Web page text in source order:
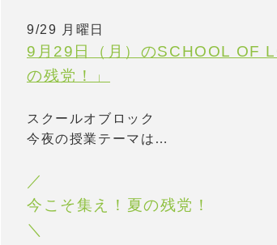
9/29 月曜日
9月29日（月）のSCHOOL OF
の残党！」
スクールオブロック
今夜の授業テーマは…
／
今こそ集え！夏の残党！
＼